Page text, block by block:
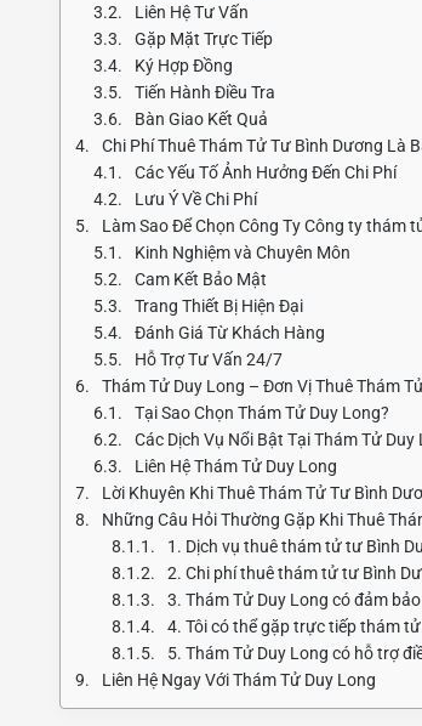
Liên Hệ Tư Vấn
Gặp Mặt Trực Tiếp
Ký Hợp Đồng
Tiến Hành Điều Tra
Bàn Giao Kết Quả
Chi Phí Thuê Thám Tử Tư Bình Dương Là
Các Yếu Tố Ảnh Hưởng Đến Chi Phí
Lưu Ý Về Chi Phí
Làm Sao Để Chọn Công Ty Công ty thám
Kinh Nghiệm và Chuyên Môn
Cam Kết Bảo Mật
Trang Thiết Bị Hiện Đại
Đánh Giá Từ Khách Hàng
Hỗ Trợ Tư Vấn 24/7
Thám Tử Duy Long – Đơn Vị Thuê Thám
Tại Sao Chọn Thám Tử Duy Long?
Các Dịch Vụ Nổi Bật Tại Thám Tử Duy
Liên Hệ Thám Tử Duy Long
Lời Khuyên Khi Thuê Thám Tử Tư Bình
Những Câu Hỏi Thường Gặp Khi Thuê
1. Dịch vụ thuê thám tử tư Bình
2. Chi phí thuê thám tử tư Bình
3. Thám Tử Duy Long có đảm
4. Tôi có thể gặp trực tiếp thám
5. Thám Tử Duy Long có hỗ trợ
Liên Hệ Ngay Với Thám Tử Duy Long